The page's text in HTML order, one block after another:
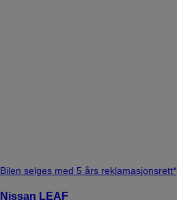
Bilen selges med 5 års reklamasjonsrett*
Nissan LEAF